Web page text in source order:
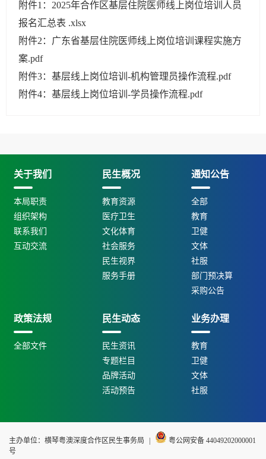
附件1：2025年合作区基层住院医师线上岗位培训人员
报名汇总表 .xlsx
附件2：广东省基层住院医师线上岗位培训课程实施方
案.pdf
附件3：基层线上岗位培训-机构管理员操作流程.pdf
附件4：基层线上岗位培训-学员操作流程.pdf
关于我们
本局职责
组织架构
联系我们
互动交流
民生概况
教育资源
医疗卫生
文化体育
社会服务
民生视界
服务手册
通知公告
全部
教育
卫健
文体
社服
部门预决算
采购公告
政策法规
全部文件
民生动态
民生资讯
专题栏目
品牌活动
活动预告
业务办理
教育
卫健
文体
社服
主办单位：横琴粤澳深度合作区民生事务局
粤公网安备 44049202000001
号